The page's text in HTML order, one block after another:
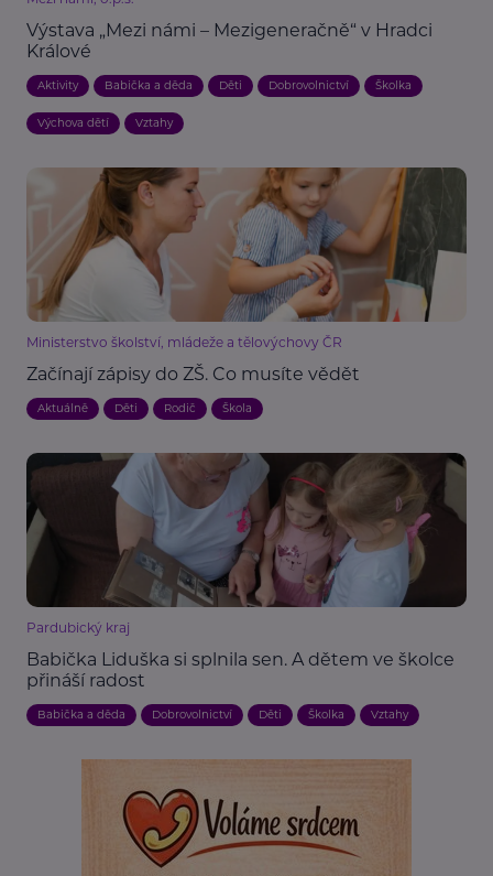
Výstava „Mezi námi – Mezigeneračně“ v Hradci
Králové
Aktivity Babička a děda Děti Dobrovolnictví Školka
Výchova dětí Vztahy
Ministerstvo školství, mládeže a tělovýchovy ČR
Začínají zápisy do ZŠ. Co musíte vědět
Aktuálně Děti Rodič Škola
Pardubický kraj
Babička Liduška si splnila sen. A dětem ve školce
přináší radost
Babička a děda Dobrovolnictví Děti Školka Vztahy